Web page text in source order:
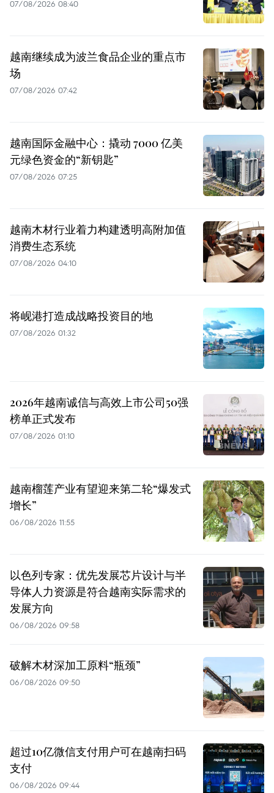
07/08/2026 08:40
越南继续成为波兰食品企业的重点市
场
07/08/2026 07:42
越南国际金融中心：撬动 7000 亿美
元绿色资金的“新钥匙”
07/08/2026 07:25
越南木材行业着力构建透明高附加值
消费生态系统
07/08/2026 04:10
将岘港打造成战略投资目的地
07/08/2026 01:32
2026年越南诚信与高效上市公司50强
榜单正式发布
07/08/2026 01:10
越南榴莲产业有望迎来第二轮“爆发式
增长”
06/08/2026 11:55
以色列专家：优先发展芯片设计与半
导体人力资源是符合越南实际需求的
发展方向
06/08/2026 09:58
破解木材深加工原料“瓶颈”
06/08/2026 09:50
超过10亿微信支付用户可在越南扫码
支付
06/08/2026 09:44